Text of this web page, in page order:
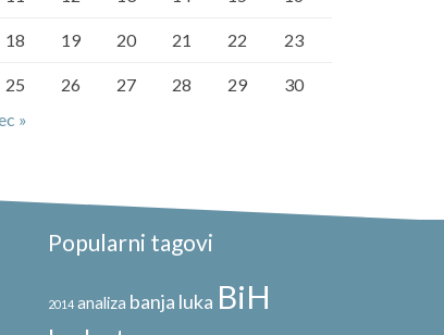
18 19 20 21 22 23
25 26 27 28 29
30
»
Popularni tagovi
2014 analiza banja luka BiH